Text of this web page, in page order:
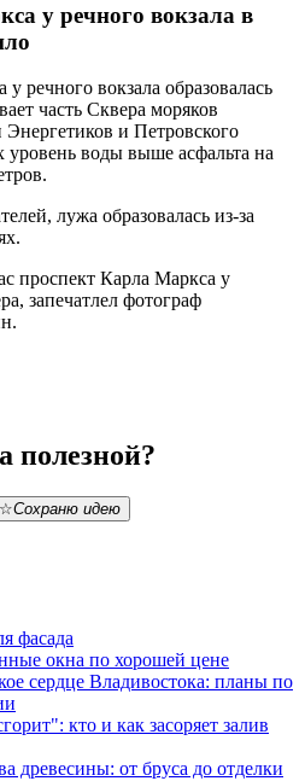
у речного вокзала в
речного вокзала образовалась
часть Сквера моряков
и Петровского
уровень воды выше асфальта на
лужа образовалась из-за
проспект Карла Маркса у
запечатлел фотограф
полезной?
☆Сохраню идею
фасада
окна по хорошей цене
сердце Владивостока: планы по
кто и как засоряет залив
древесины: от бруса до отделки